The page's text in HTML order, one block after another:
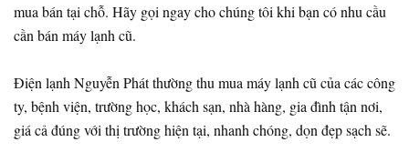
mua bán tại chỗ. Hãy gọi ngay cho chúng tôi khi bạn có nhu cầu
cần bán máy lạnh cũ.
Điện lạnh Nguyễn Phát thường thu mua máy lạnh cũ của các công
ty, bệnh viện, trường học, khách sạn, nhà hàng, gia đình tận nơi,
giá cả đúng với thị trường hiện tại, nhanh chóng, dọn đẹp sạch sẽ.